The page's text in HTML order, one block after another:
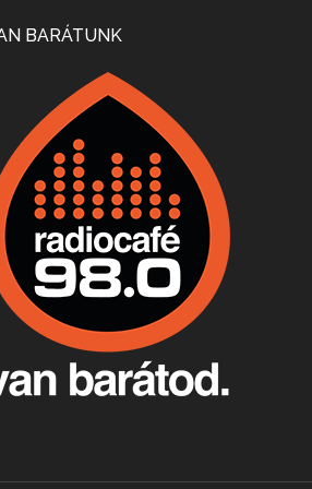
Apr 24, 2026 • 00:38:10
Villány, kékfrankos, Jackfall
Apr 17, 2026 • 00:35:38
Apr 9, 2026 • 00:37:17
BARÁTUNK